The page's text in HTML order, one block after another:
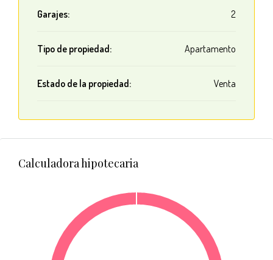
Garajes: 2
Tipo de propiedad: Apartamento
Estado de la propiedad: Venta
Calculadora hipotecaria